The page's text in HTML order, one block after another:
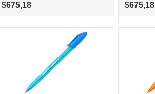
$675,18 $675,18